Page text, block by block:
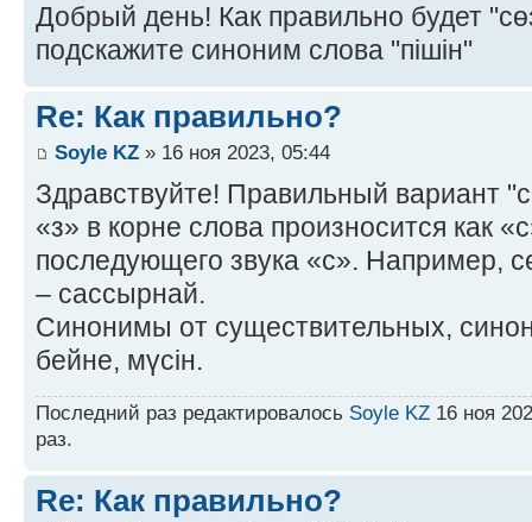
Добрый день! Как правильно будет
подскажите синоним слова "пішін"
Re: Как правильно?
Soyle KZ » 16 ноя 2023, 05:44
Здравствуйте! Правильный вариант
«з» в корне слова произносится как
последующего звука «с». Например,
– сассырнай.
Синонимы от существительных,
бейне, мүсін.
Последний раз редактировалось Soyle KZ 16 ноя
раз.
Re: Как правильно?